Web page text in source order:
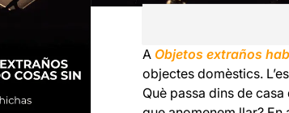
A Objetos extraños
objectes domèstics.
Què passa dins de